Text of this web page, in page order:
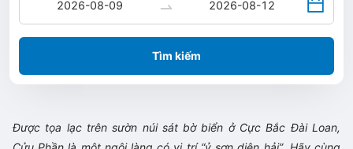
Tìm kiếm
Được tọa lạc trên sườn núi sát bờ biển ở Cực Bắc Đài Loan,